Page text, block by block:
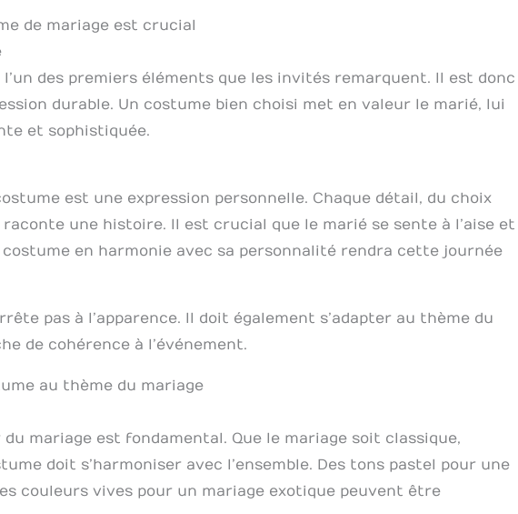
de mariage est crucial
des premiers éléments que les invités remarquent. Il est donc
durable. Un costume bien choisi met en valeur le marié, lui
et sophistiquée.
est une expression personnelle. Chaque détail, du choix
une histoire. Il est crucial que le marié se sente à l’aise et
en harmonie avec sa personnalité rendra cette journée
pas à l’apparence. Il doit également s’adapter au thème du
de cohérence à l’événement.
au thème du mariage
mariage est fondamental. Que le mariage soit classique,
doit s’harmoniser avec l’ensemble. Des tons pastel pour une
couleurs vives pour un mariage exotique peuvent être